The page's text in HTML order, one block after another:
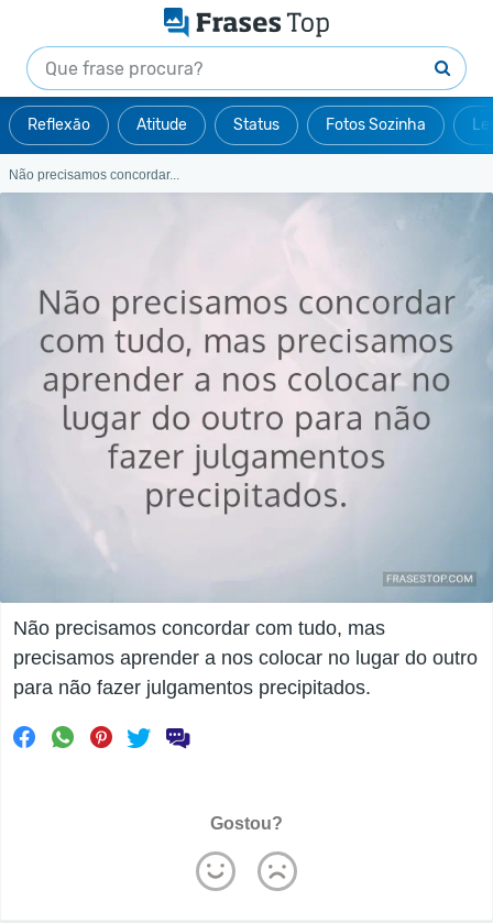
Reflexão Atitude Status Fotos Sozinha
Não precisamos concordar...
Não precisamos concordar com tudo, mas
precisamos aprender a nos colocar no lugar do outro
para não fazer julgamentos precipitados.
Gostou?